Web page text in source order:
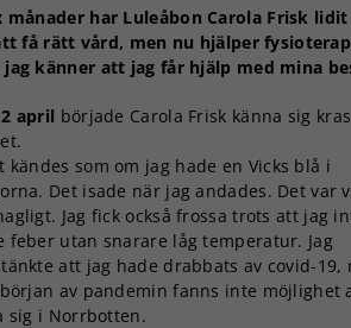
månader har Luleåbon Carola Frisk
få rätt vård, men nu hjälper
jag känner att jag får hjälp med mina
april började Carola Frisk känna sig
kändes som om jag hade en Vicks blå i
Det isade när jag andades. Det var
Jag fick också frossa trots att jag
feber utan snarare låg temperatur. Jag
att jag hade drabbats av covid-19,
av pandemin fanns inte möjlighet
sig i Norrbotten.